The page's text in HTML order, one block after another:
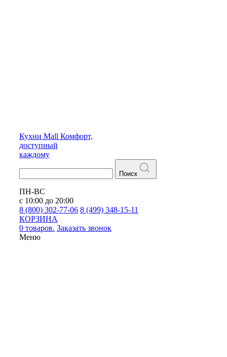
Кухни Mall Комфорт,
доступный
каждому
Поиск
ПН-ВС
с 10:00 до 20:00
8 (800) 302-77-06 8 (499) 348-15-11
КОРЗИНА
0 товаров. Заказать звонок
Меню